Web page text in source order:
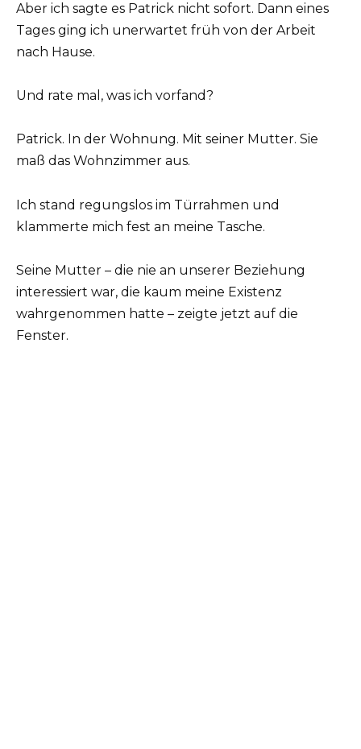
Aber ich sagte es Patrick nicht sofort. Dann eines
Tages ging ich unerwartet früh von der Arbeit
nach Hause.
Und rate mal, was ich vorfand?
Patrick. In der Wohnung. Mit seiner Mutter. Sie
maß das Wohnzimmer aus.
Ich stand regungslos im Türrahmen und
klammerte mich fest an meine Tasche.
Seine Mutter – die nie an unserer Beziehung
interessiert war, die kaum meine Existenz
wahrgenommen hatte – zeigte jetzt auf die
Fenster.